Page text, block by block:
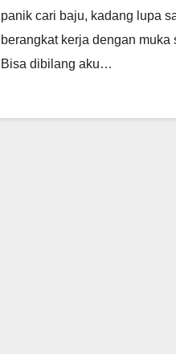
panik cari baju, kadang lupa
berangkat kerja dengan muka
Bisa dibilang aku…